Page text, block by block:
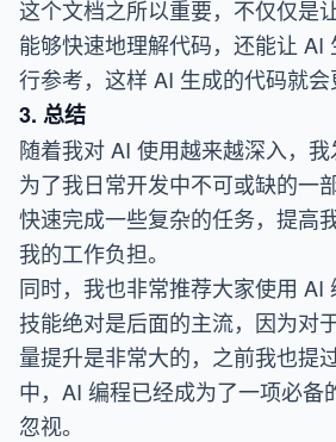
这个文档之所以重要，不仅仅是
能够快速地理解代码，还能让 AI
行参考，这样 AI 生成的代码就会
3. 总结
随着我对 AI 使用越来越深入，
为了我日常开发中不可或缺的一
快速完成一些复杂的任务，提高
我的工作负担。
同时，我也非常推荐大家使用 AI
技能绝对是后面的主流，因为对
量提升是非常大的，之前我也提
中，AI 编程已经成为了一项必备
忽视。